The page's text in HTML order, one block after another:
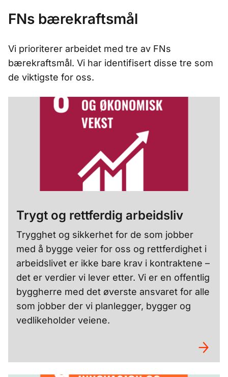
FNs bærekraftsmål
Vi prioriterer arbeidet med tre av FNs
bærekraftsmål. Vi har identifisert disse tre som
de viktigste for oss.
Trygt og rettferdig arbeidsliv
Trygghet og sikkerhet for de som jobber
med å bygge veier for oss og rettferdighet i
arbeidslivet er ikke bare krav i kontraktene –
det er verdier vi lever etter. Vi er en offentlig
byggherre med det øverste ansvaret for alle
som jobber der vi planlegger, bygger og
vedlikeholder veiene.